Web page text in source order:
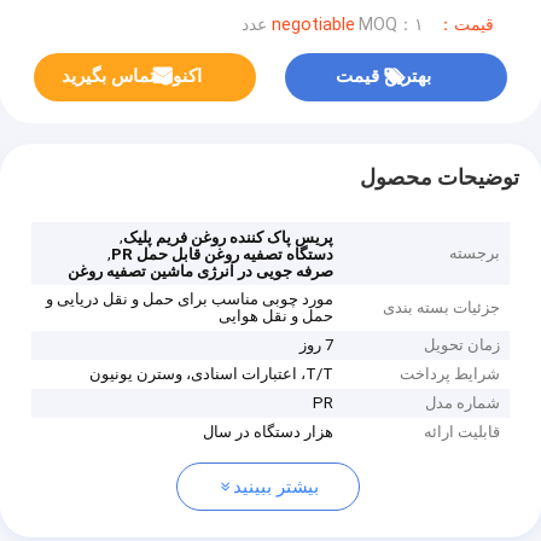
قیمت：negotiable MOQ：۱ عدد
بهترین قیمت اکنون تماس بگیرید
توضیحات محصول
برجسته
پریس پاک کننده روغن فریم پلیک,
دستگاه تصفیه روغن قابل حمل PR
,
صرفه جویی در انرژی ماشین تصفیه روغن
جزئیات بسته بندی
مورد چوبی مناسب برای حمل و نقل دریایی و
حمل و نقل هوایی
زمان تحویل
7 روز
شرایط پرداخت
T/T، اعتبارات اسنادی، وسترن یونیون
شماره مدل
PR
قابلیت ارائه
هزار دستگاه در سال
بیشتر ببینید